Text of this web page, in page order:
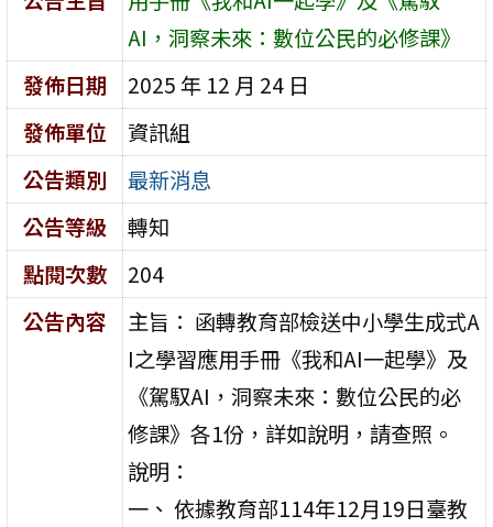
AI，洞察未來：數位公民的必修課》
發佈日期
2025 年 12 月 24 日
發佈單位
資訊組
公告類別
最新消息
公告等級
轉知
點閱次數
204
公告內容
主旨： 函轉教育部檢送中小學生成式A
I之學習應用手冊《我和AI一起學》及
《駕馭AI，洞察未來：數位公民的必
修課》各1份，詳如說明，請查照。
說明：
一、 依據教育部114年12月19日臺教